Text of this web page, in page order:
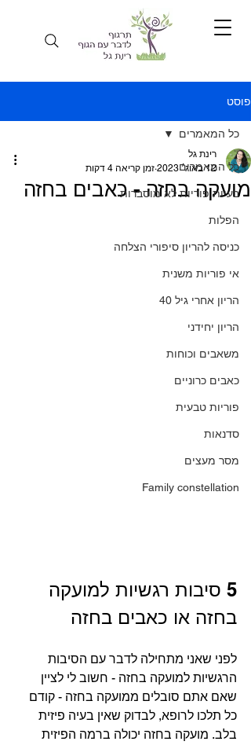
פוסט
כל המאמרים
בעיות פוריות לא מוסברות
הפלות
כניסה להריון סיפורי הצלחה
אי פוריות משנית
הריון אחרי גיל 40
הריון יחידני
משאבים וכוחות
כאבים כרוניים
פוריות טבעית
סדנאות
מסר מעצים
Family constellation
כל המאמרים
מועקה בחזה - כאבים בחזה
רינת גל
12 באוג׳ 2023
זמן קריאה 4 דקות
5 סיבות רגשיות למועקה
בחזה או כאבים בחזה
לפני שאני מתחילה לדבר עם הסיבות
הרגשיות למועקה בחזה - חשוב לי לציין
שאם אתם סובלים ממועקה בחזה - קודם
כל תלכו לרופא, לבדוק שאין בעיה פיזית
בלב. מועקה בחזה יכולה ברמה הפיזית